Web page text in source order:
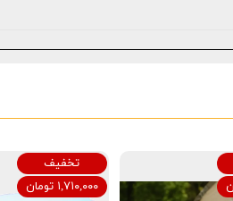
تخفیف
۱,۷۱۰,۰۰۰ تومان